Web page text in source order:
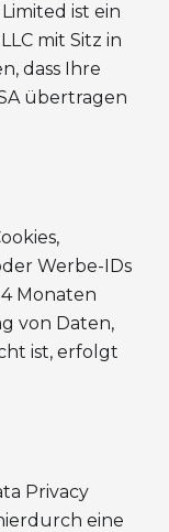
ist ein
mit Sitz in
dass Ihre
übertragen
Werbe-IDs
Monaten
von Daten,
ist, erfolgt
Privacy
eine